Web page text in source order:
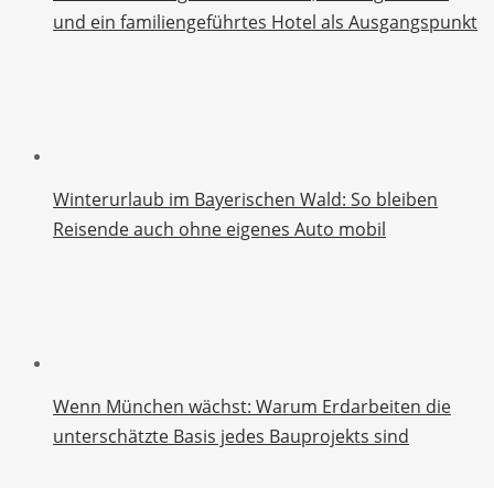
und ein familiengeführtes Hotel als Ausgangspunkt
Winterurlaub im Bayerischen Wald: So bleiben
Reisende auch ohne eigenes Auto mobil
Wenn München wächst: Warum Erdarbeiten die
unterschätzte Basis jedes Bauprojekts sind